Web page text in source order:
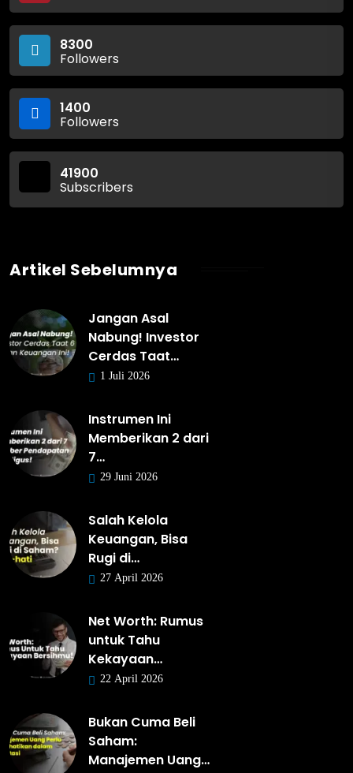
8300
Followers
1400
Followers
41900
Subscribers
Artikel Sebelumnya
Jangan Asal
Nabung! Investor
Cerdas Taat…
1 Juli 2026
Instrumen Ini
Memberikan 2 dari
7…
29 Juni 2026
Salah Kelola
Keuangan, Bisa
Rugi di…
27 April 2026
Net Worth: Rumus
untuk Tahu
Kekayaan…
22 April 2026
Bukan Cuma Beli
Saham:
Manajemen Uang…